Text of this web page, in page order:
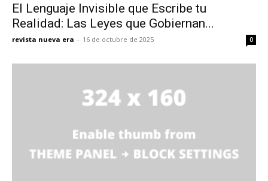
El Lenguaje Invisible que Escribe tu
Realidad: Las Leyes que Gobiernan...
revista nueva era - 16 de octubre de 2025 0